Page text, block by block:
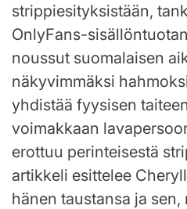
strippiesityksistään,
OnlyFans-
noussut suomalaisen
näkyvimmäksi
yhdistää fyysisen
voimakkaan
erottuu perinteisestä
artikkeli esittelee
hänen taustansa ja sen,